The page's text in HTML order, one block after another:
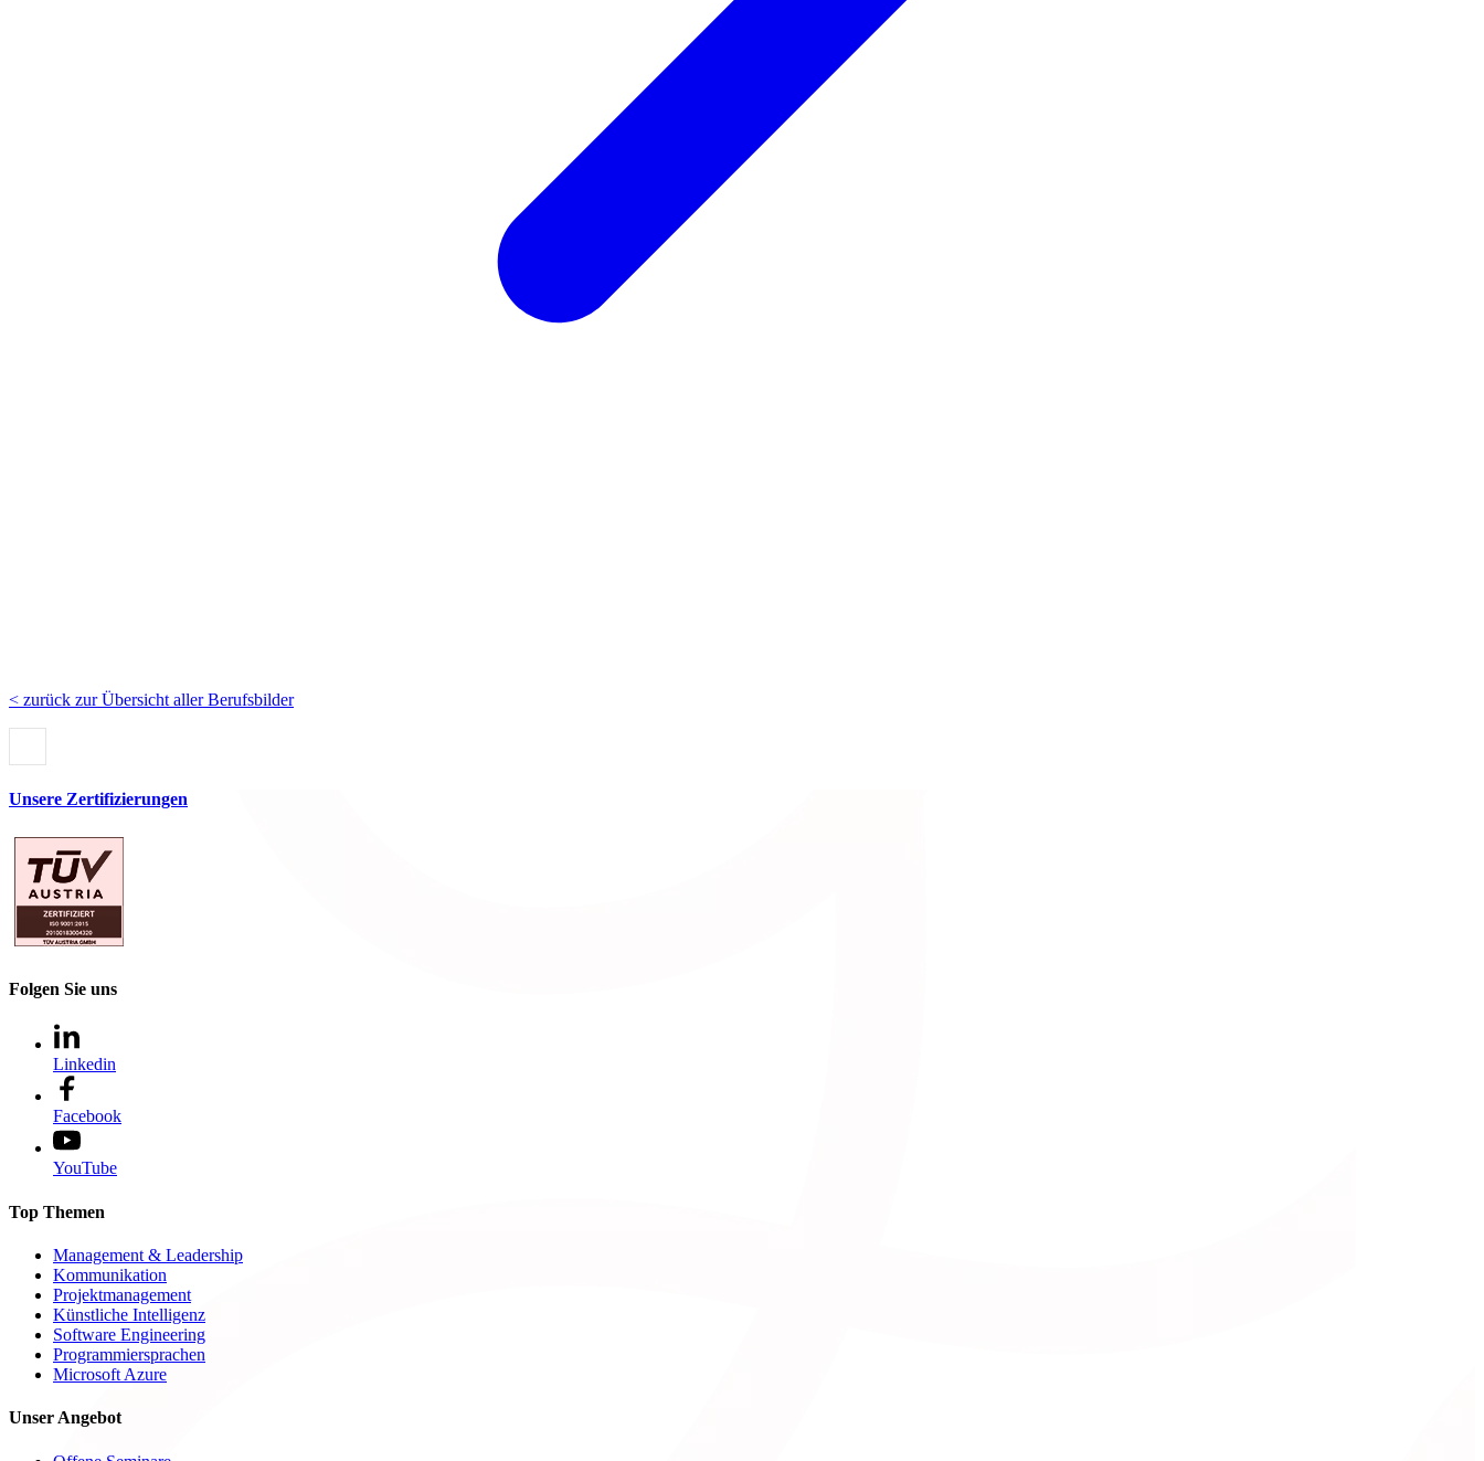
< zurück zur Übersicht aller Berufsbilder
Unsere Zertifizierungen
Folgen Sie uns
Linkedin
Facebook
YouTube
Top Themen
Management & Leadership
Kommunikation
Projektmanagement
Künstliche Intelligenz
Software Engineering
Programmiersprachen
Microsoft Azure
Unser Angebot